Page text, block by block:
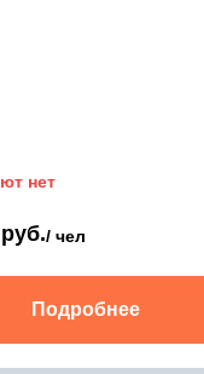
нет
/ чел
Подробнее